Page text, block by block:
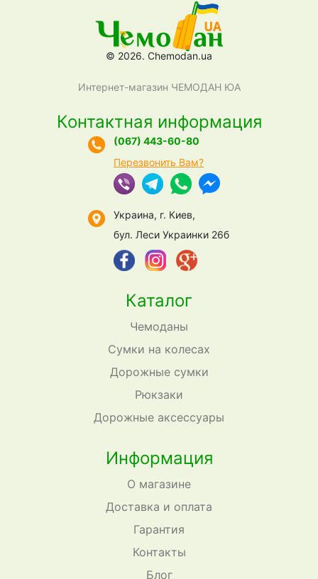
© 2026. Chemodan.ua
Интернет-магазин ЧЕМОДАН ЮА
Каталог
Чемоданы
Сумки на колесах
Дорожные сумки
Рюкзаки
Дорожные аксессуары
Информация
О магазине
Доставка и оплата
Гарантия
Контакты
Блог
Контактная информация
(067) 443-60-80
Перезвонить Вам?
Украина, г. Киев,
бул. Леси Украинки 26б